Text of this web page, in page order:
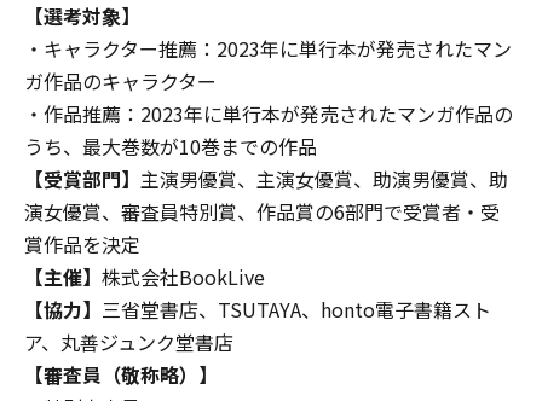
【選考対象】
・キャラクター推薦：2023年に単行本が発売されたマン
ガ作品のキャラクター
・作品推薦：2023年に単行本が発売されたマンガ作品の
うち、最大巻数が10巻までの作品
【受賞部門】 主演男優賞、主演女優賞、助演男優賞、助
演女優賞、審査員特別賞、作品賞の6部門で受賞者・受
賞作品を決定
【主催】 株式会社BookLive
【協力】 三省堂書店、TSUTAYA、honto電子書籍スト
ア、丸善ジュンク堂書店
【審査員（敬称略）】